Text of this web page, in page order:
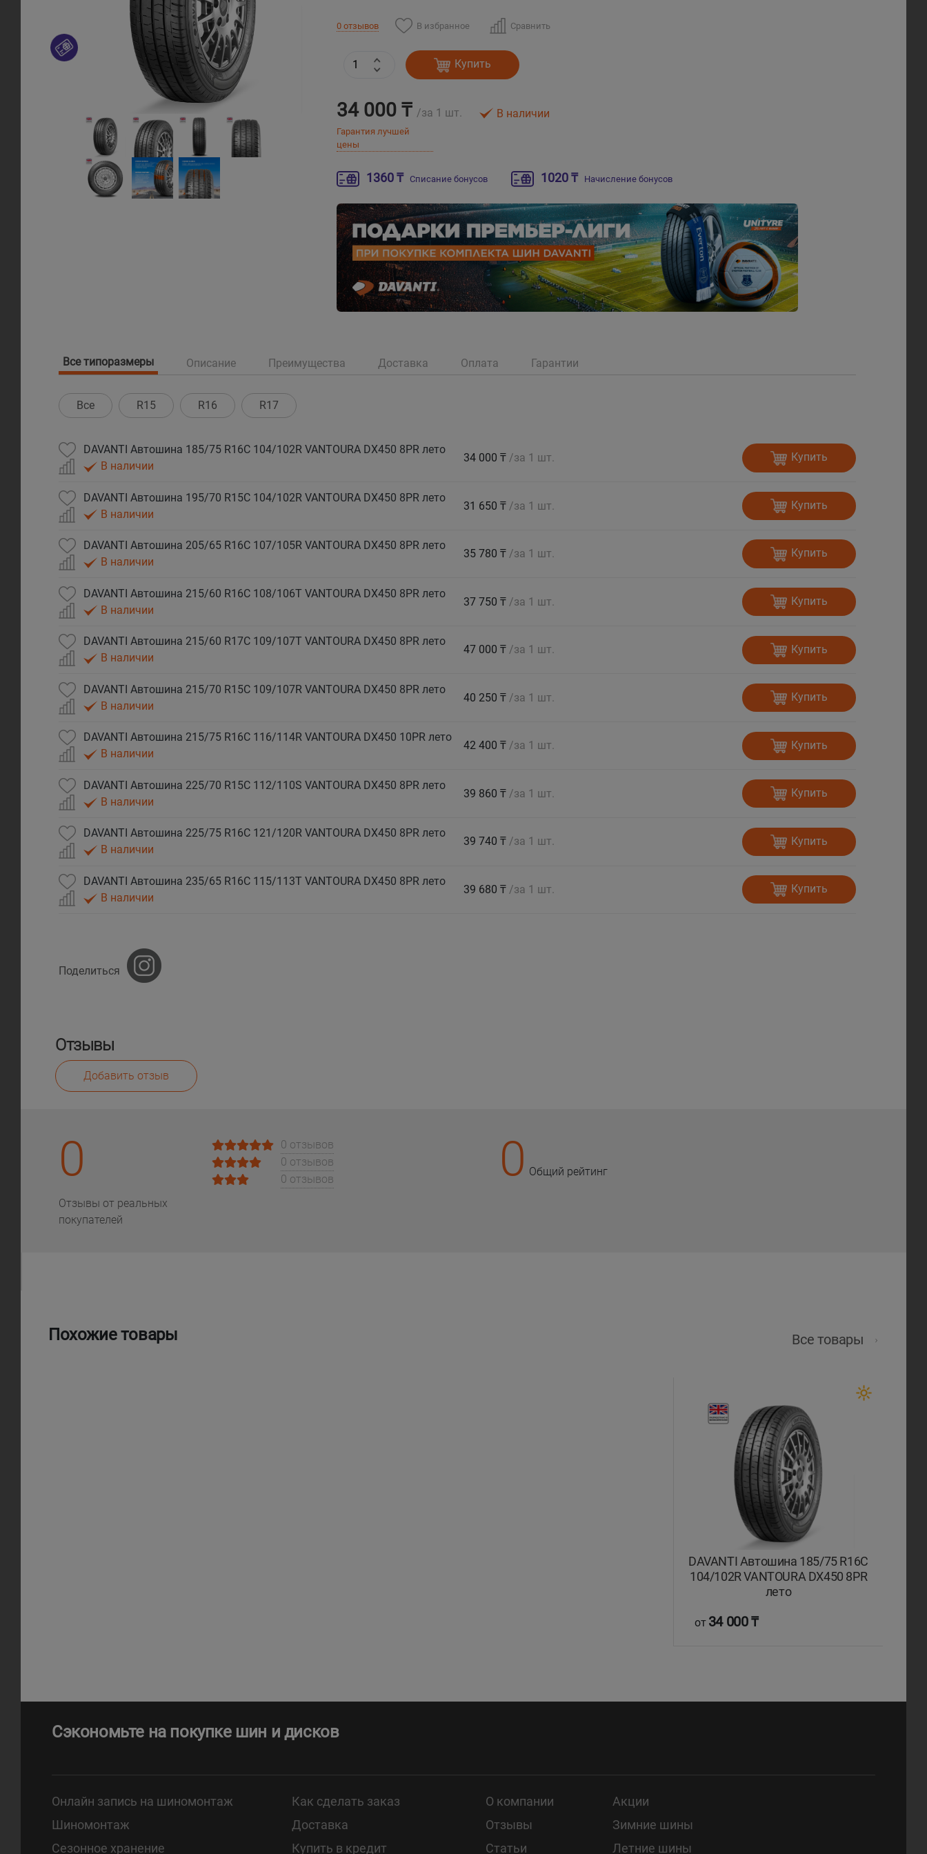
0 отзывов В избранное Сравнить
Купить
34 000 ₸ /за 1 шт.
Гарантия лучшей
цены
В наличии
1360 ₸ Списание бонусов 1020 ₸ Начисление бонусов
Все типоразмеры Описание Преимущества Доставка Оплата Гарантии
Все R15 R16 R17
DAVANTI Автошина 185/75 R16C 104/102R VANTOURA DX450 8PR лето
В наличии
34 000 ₸ /за 1 шт. Купить
DAVANTI Автошина 195/70 R15C 104/102R VANTOURA DX450 8PR лето
В наличии
31 650 ₸ /за 1 шт. Купить
DAVANTI Автошина 205/65 R16C 107/105R VANTOURA DX450 8PR лето
В наличии
35 780 ₸ /за 1 шт. Купить
DAVANTI Автошина 215/60 R16C 108/106T VANTOURA DX450 8PR лето
В наличии
37 750 ₸ /за 1 шт. Купить
DAVANTI Автошина 215/60 R17C 109/107T VANTOURA DX450 8PR лето
В наличии
47 000 ₸ /за 1 шт. Купить
DAVANTI Автошина 215/70 R15C 109/107R VANTOURA DX450 8PR лето
В наличии
40 250 ₸ /за 1 шт. Купить
DAVANTI Автошина 215/75 R16C 116/114R VANTOURA DX450 10PR лето
В наличии
42 400 ₸ /за 1 шт. Купить
DAVANTI Автошина 225/70 R15C 112/110S VANTOURA DX450 8PR лето
В наличии
39 860 ₸ /за 1 шт. Купить
DAVANTI Автошина 225/75 R16C 121/120R VANTOURA DX450 8PR лето
В наличии
39 740 ₸ /за 1 шт. Купить
DAVANTI Автошина 235/65 R16C 115/113T VANTOURA DX450 8PR лето
В наличии
39 680 ₸ /за 1 шт. Купить
Поделиться
Отзывы
Добавить отзыв
0
Отзывы от реальных
покупателей
0 отзывов
0 отзывов
0 отзывов
0 Общий рейтинг
Похожие товары Все товары
DAVANTI Автошина 185/75 R16C
104/102R VANTOURA DX450 8PR
лето
от 34 000 ₸
Сэкономьте на покупке шин и дисков
Онлайн запись на шиномонтаж
Шиномонтаж
Сезонное хранение
Как сделать заказ
Доставка
Купить в кредит
О компании
Отзывы
Статьи
Акции
Зимние шины
Летние шины